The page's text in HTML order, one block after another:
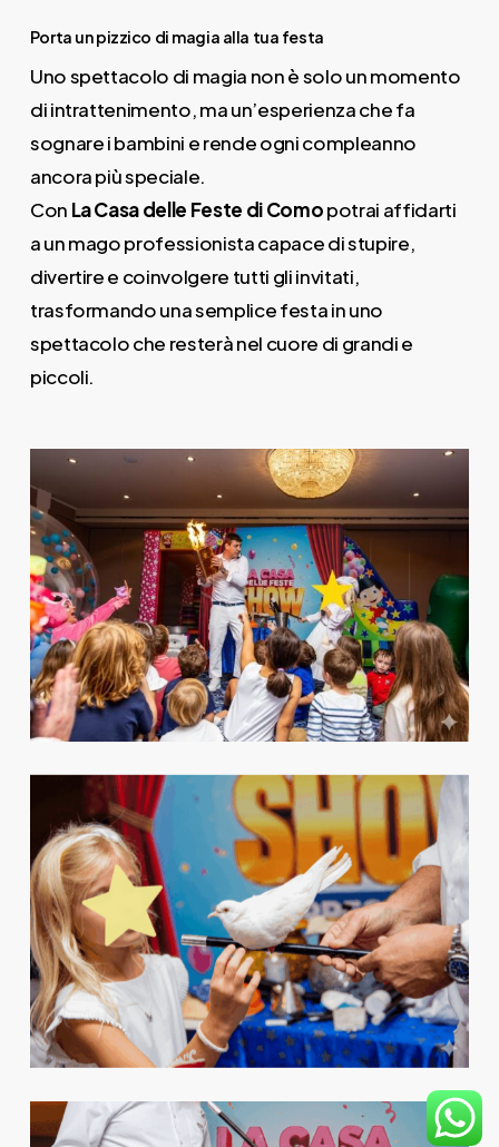
Porta un pizzico di magia alla tua festa
Uno spettacolo di magia non è solo un momento
di intrattenimento, ma un’esperienza che fa
sognare i bambini e rende ogni compleanno
ancora più speciale.
Con La Casa delle Feste di Comopotrai affidarti
a un mago professionista capace di stupire,
divertire e coinvolgere tutti gli invitati,
trasformando una semplice festa in uno
spettacolo che resterà nel cuore di grandi e
piccoli.